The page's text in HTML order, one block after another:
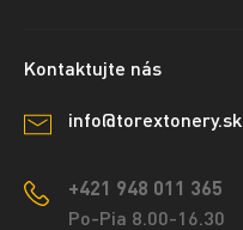
Kontaktujte nás
info@torextonery.sk
+421 948 011 365
Po-Pia 8.00-16.30